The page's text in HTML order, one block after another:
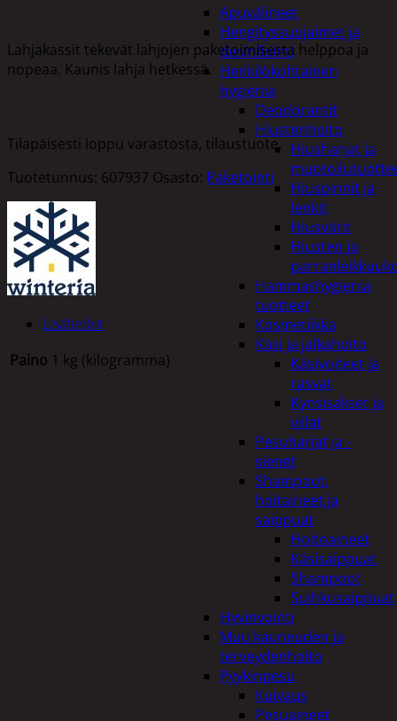
Apuvälineet
Hengityssuojaimet ja
desinfiointi
Henkilökohtainen
hygienia
Deodorantit
Hiustenhoito
Hiusharjat ja
Hiuspinnit ja
lenkit
Hiusvärit
Hiusten ja
Hammashygienia
tuotteet
Kosmetiikka
Käsi ja jalkahoito
Käsivoiteet ja
rasvat
Kynsisakset ja
viilat
Pesuharjat ja -
sienet
Shampoot,
hoitaineet ja
saippuat
Hoitoaineet
Käsisaippuat
Shampoot
Suihkusaippuat
Hyvinvointi
Muu kauneuden ja
terveydenhoito
Pyykinpesu
Kuivaus
Pesuaineet
Lahjakassit tekevät lahjojen paketoimisesta helppoa ja
nopeaa. Kaunis lahja hetkessä.
Tilapäisesti loppu varastosta, tilaustuote.
Tuotetunnus: 607937 Osasto: Paketointi
Lisätiedot
Paino 1 kg (kilogramma)